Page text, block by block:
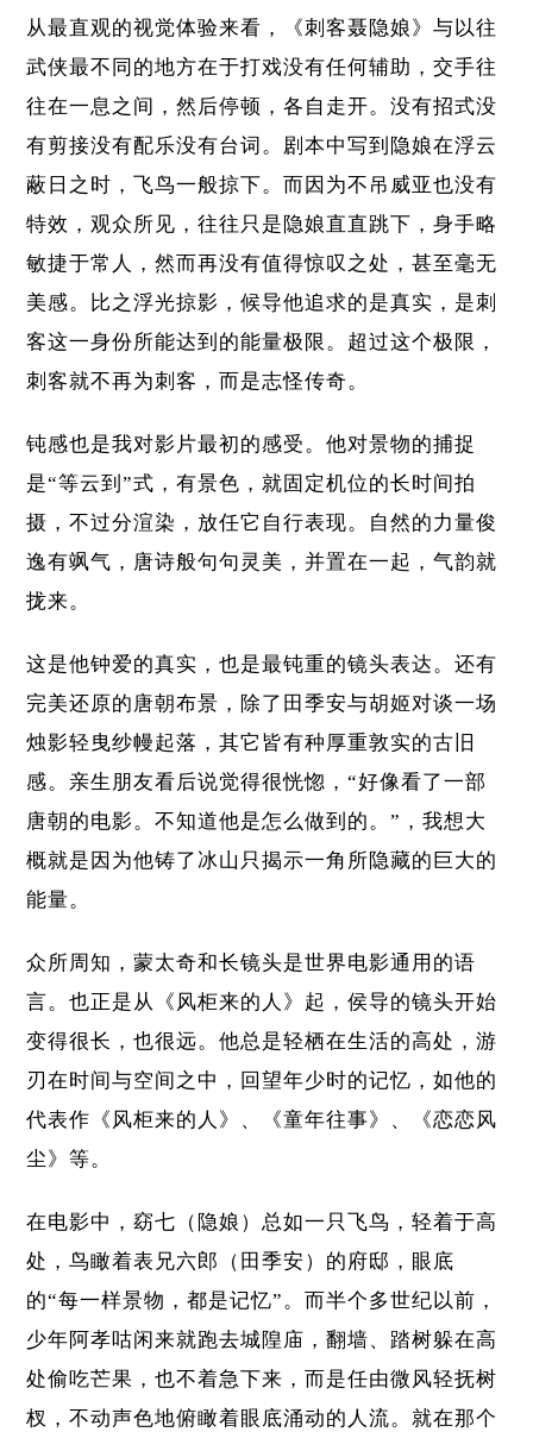
从最直观的视觉体验来看，《刺客聂隐娘》与以往
武侠最不同的地方在于打戏没有任何辅助，交手往
往在一息之间，然后停顿，各自走开。没有招式没
有剪接没有配乐没有台词。剧本中写到隐娘在浮云
蔽日之时，飞鸟一般掠下。而因为不吊威亚也没有
特效，观众所见，往往只是隐娘直直跳下，身手略
敏捷于常人，然而再没有值得惊叹之处，甚至毫无
美感。比之浮光掠影，候导他追求的是真实，是刺
客这一身份所能达到的能量极限。超过这个极限，
刺客就不再为刺客，而是志怪传奇。
钝感也是我对影片最初的感受。他对景物的捕捉
是“等云到”式，有景色，就固定机位的长时间拍
摄，不过分渲染，放任它自行表现。自然的力量俊
逸有飒气，唐诗般句句灵美，并置在一起，气韵就
拢来。
这是他钟爱的真实，也是最钝重的镜头表达。还有
完美还原的唐朝布景，除了田季安与胡姬对谈一场
烛影轻曳纱幔起落，其它皆有种厚重敦实的古旧
感。亲生朋友看后说觉得很恍惚，“好像看了一部
唐朝的电影。不知道他是怎么做到的。”，我想大
概就是因为他铸了冰山只揭示一角所隐藏的巨大的
能量。
众所周知，蒙太奇和长镜头是世界电影通用的语
言。也正是从《风柜来的人》起，侯导的镜头开始
变得很长，也很远。他总是轻栖在生活的高处，游
刃在时间与空间之中，回望年少时的记忆，如他的
代表作《风柜来的人》、《童年往事》、《恋恋风
尘》等。
在电影中，窈七（隐娘）总如一只飞鸟，轻着于高
处，鸟瞰着表兄六郎（田季安）的府邸，眼底
的“每一样景物，都是记忆”。而半个多世纪以前，
少年阿孝咕闲来就跑去城隍庙，翻墙、踏树躲在高
处偷吃芒果，也不着急下来，而是任由微风轻抚树
杈，不动声色地俯瞰着眼底涌动的人流。就在那个